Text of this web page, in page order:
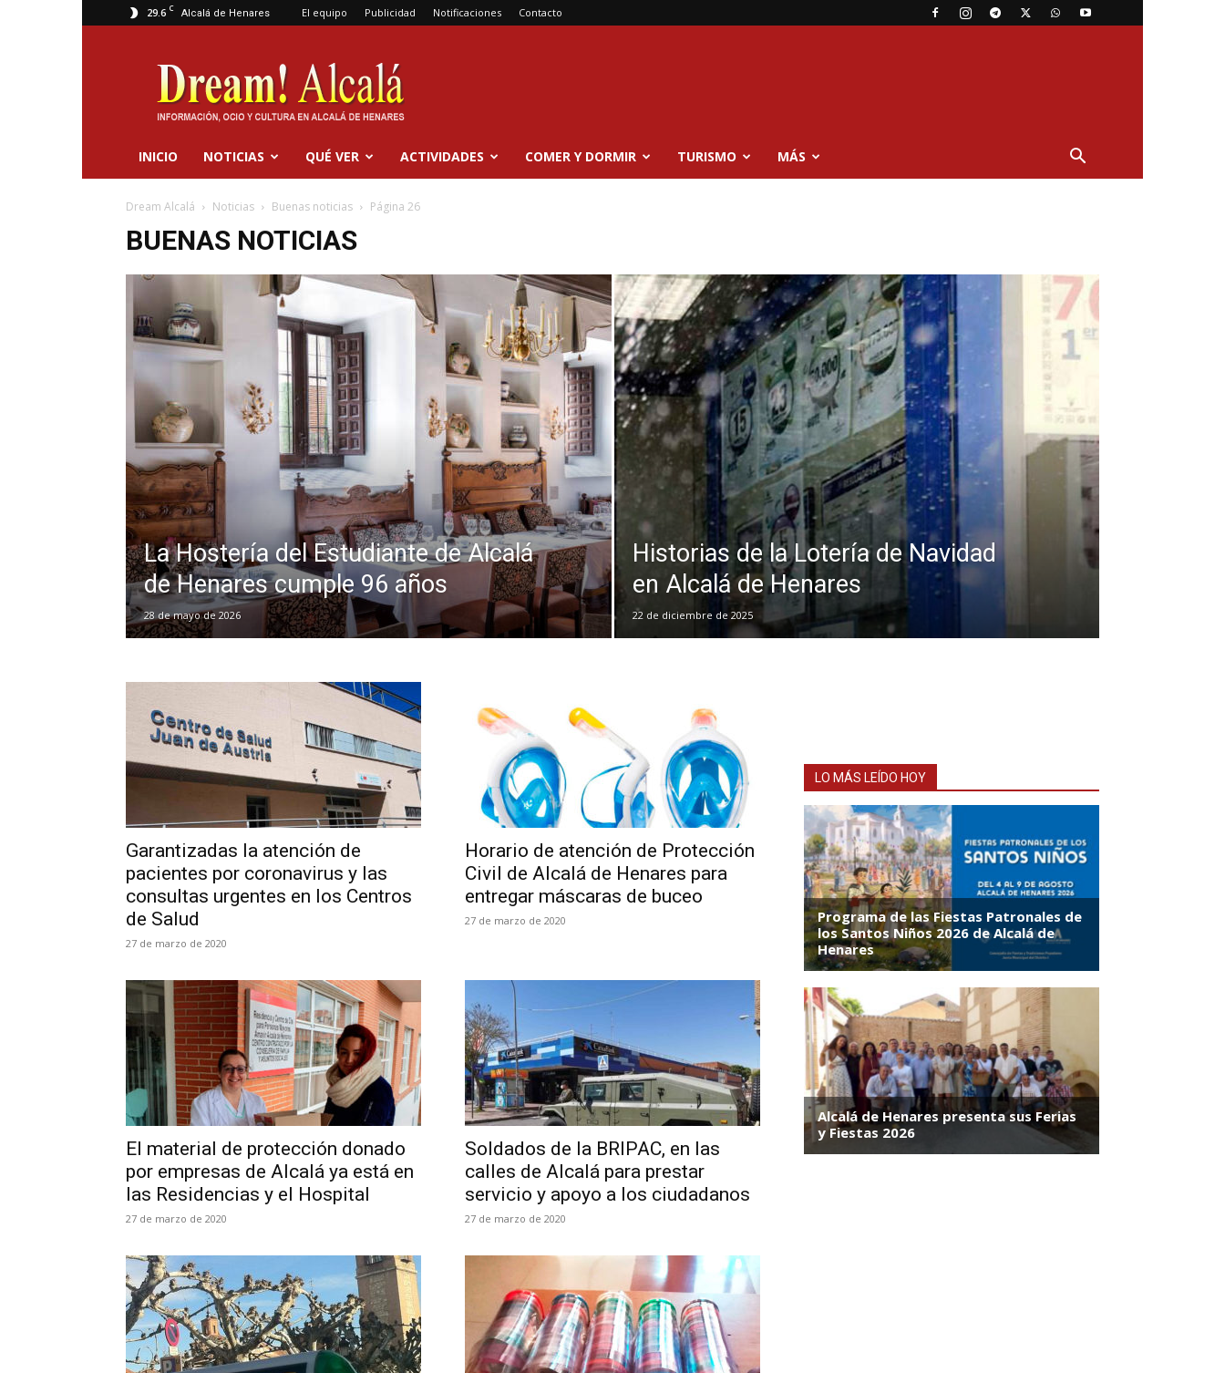
29.6 C Alcalá de Henares El equipo Publicidad Notificaciones Contacto
Dream
Alcalá
INICIO NOTICIAS QUÉ VER ACTIVIDADES COMER Y DORMIR TURISMO MÁS
Dream Alcalá Noticias Buenas noticias Página 26
BUENAS NOTICIAS
La Hostería del Estudiante de Alcalá
de Henares cumple 96 años
28 de mayo de 2026
Historias de la Lotería de Navidad
en Alcalá de Henares
22 de diciembre de 2025
Garantizadas la atención de
pacientes por coronavirus y las
consultas urgentes en los Centros
de Salud
27 de marzo de 2020
Horario de atención de Protección
Civil de Alcalá de Henares para
entregar máscaras de buceo
27 de marzo de 2020
El material de protección donado
por empresas de Alcalá ya está en
las Residencias y el Hospital
27 de marzo de 2020
Soldados de la BRIPAC, en las
calles de Alcalá para prestar
servicio y apoyo a los ciudadanos
27 de marzo de 2020
LO MÁS LEÍDO HOY